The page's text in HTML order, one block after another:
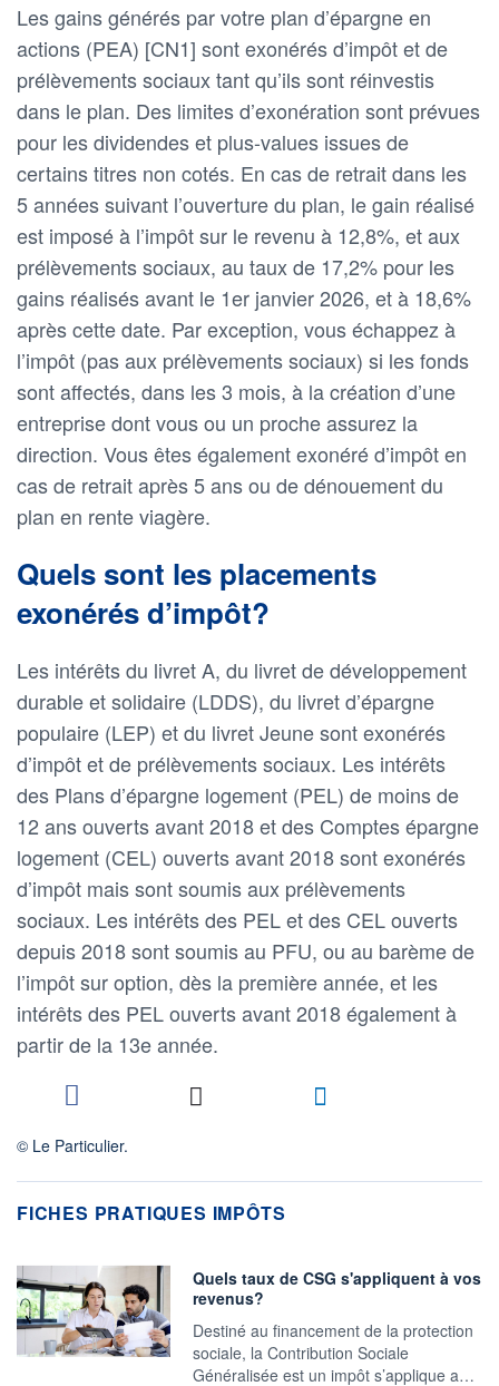
Les gains générés par votre plan d’épargne en
actions (PEA) [CN1] sont exonérés d’impôt et de
prélèvements sociaux tant qu’ils sont réinvestis
dans le plan. Des limites d’exonération sont prévues
pour les dividendes et plus-values issues de
certains titres non cotés. En cas de retrait dans les
5 années suivant l’ouverture du plan, le gain réalisé
est imposé à l’impôt sur le revenu à 12,8%, et aux
prélèvements sociaux, au taux de 17,2% pour les
gains réalisés avant le 1er janvier 2026, et à 18,6%
après cette date. Par exception, vous échappez à
l’impôt (pas aux prélèvements sociaux) si les fonds
sont affectés, dans les 3 mois, à la création d’une
entreprise dont vous ou un proche assurez la
direction. Vous êtes également exonéré d’impôt en
cas de retrait après 5 ans ou de dénouement du
plan en rente viagère.
Quels sont les placements
exonérés d’impôt?
Les intérêts du livret A, du livret de développement
durable et solidaire (LDDS), du livret d’épargne
populaire (LEP) et du livret Jeune sont exonérés
d’impôt et de prélèvements sociaux. Les intérêts
des Plans d’épargne logement (PEL) de moins de
12 ans ouverts avant 2018 et des Comptes épargne
logement (CEL) ouverts avant 2018 sont exonérés
d’impôt mais sont soumis aux prélèvements
sociaux. Les intérêts des PEL et des CEL ouverts
depuis 2018 sont soumis au PFU, ou au barème de
l’impôt sur option, dès la première année, et les
intérêts des PEL ouverts avant 2018 également à
partir de la 13e année.
© Le Particulier.
FICHES PRATIQUES IMPÔTS
Quels taux de CSG s'appliquent à vos
revenus?
Destiné au financement de la protection
sociale, la Contribution Sociale
Généralisée est un impôt s’applique a…